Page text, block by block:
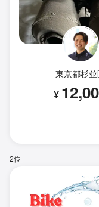
東京都杉
¥
2位